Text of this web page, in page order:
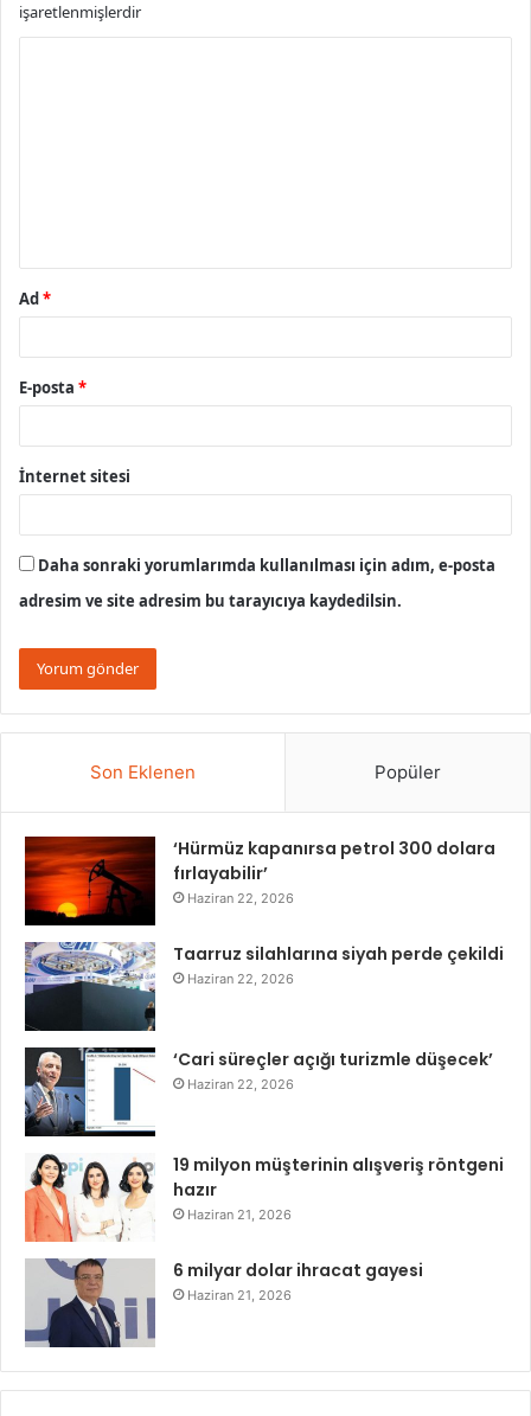
işaretlenmişlerdir
Ad*
E-posta *
İnternet sitesi
Daha sonraki yorumlarımda kullanılması için adım, e-posta
adresim ve site adresim bu tarayıcıya kaydedilsin.
Son Eklenen Popüler
‘Hürmüz kapanırsa petrol 300 dolara
fırlayabilir’
Haziran 22, 2026
Taarruz silahlarına siyah perde çekildi
Haziran 22, 2026
‘Cari süreçler açığı turizmle düşecek’
Haziran 22, 2026
19 milyon müşterinin alışveriş röntgeni
hazır
Haziran 21, 2026
6 milyar dolar ihracat gayesi
Haziran 21, 2026